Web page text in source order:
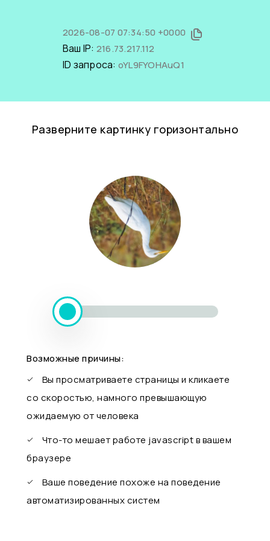
2026-08-07 07:34:50 +0000
Ваш IP: 216.73.217.112
ID запроса: oYL9FYOHAuQ1
Разверните картинку горизонтально
Возможные причины:
Вы просматриваете страницы и кликаете
со скоростью, намного превышающую
ожидаемую от человека
Что-то мешает работе javascript в вашем
браузере
Ваше поведение похоже на поведение
автоматизированных систем